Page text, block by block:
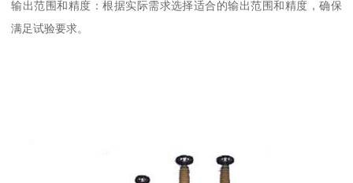
输出范围和精度：根据实际需求选择适合的输出范围和精度，确保
满足试验要求。